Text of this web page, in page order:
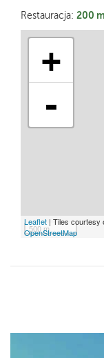
Restauracja: 200 m
+
-
500 m
Leaflet | Tiles courtesy
OpenStreetMap